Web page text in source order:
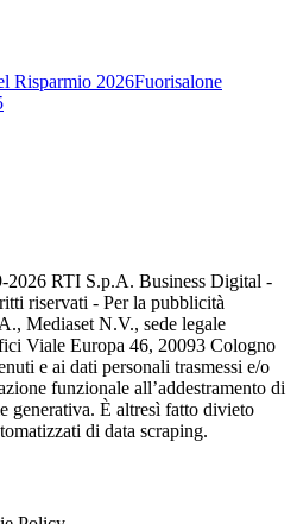
Risparmio 2026Fuorisalone
2026 RTI S.p.A. Business Digital -
riservati - Per la pubblicità
Mediaset N.V., sede legale
Viale Europa 46, 20093 Cologno
e ai dati personali trasmessi e/o
funzionale all’addestramento di
generativa. È altresì fatto divieto
di data scraping.